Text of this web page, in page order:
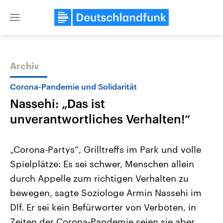
Close
Themen
Landtagswahl Sachsen-Anhalt
2026
Alle Informationen
Sachsen-Anhalt wählt am 6.
September 2026 einen neuen
Landtag. Seit 2021 wird das
Bundesland von einer Koalition aus
USA
Aktuelle Beiträge,
Hintergründe
Wirtschaftlich und
gehören die Vereinigten
den mächtigsten Ländern
mit großem Einfluss auf
Archiv
Corona-Pandemie und Solidarität
Nassehi: „Das ist
unverantwortliches Verhalten!“
„Corona-Partys“, Grilltreffs im Park und volle
Spielplätze: Es sei schwer, Menschen allein
durch Appelle zum richtigen Verhalten zu
bewegen, sagte Soziologe Armin Nassehi im
Dlf. Er sei kein Befürworter von Verboten, in